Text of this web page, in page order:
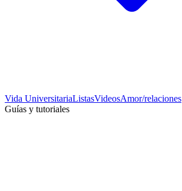
Vida UniversitariaListasVideosAmor/relaciones
Guías y tutoriales